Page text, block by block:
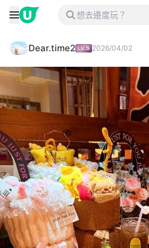
Dear.time2 2026/04/02